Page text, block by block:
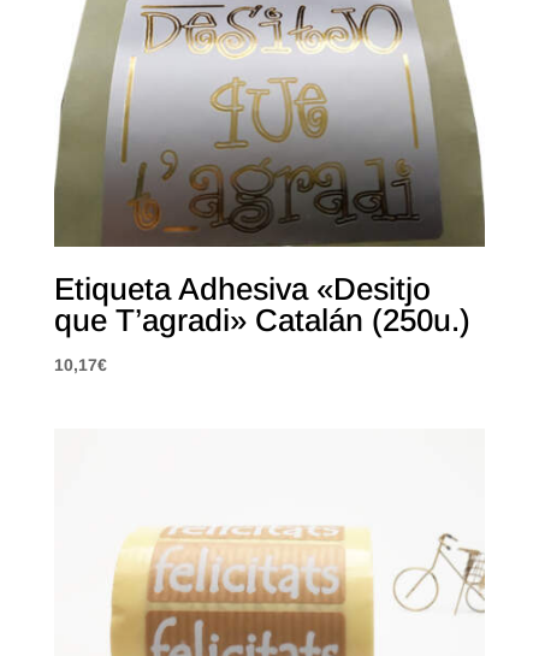
Etiqueta Adhesiva «Desitjo
que T’agradi» Catalán (250u.)
10,17€